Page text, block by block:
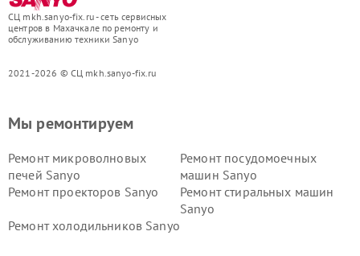
СЦ mkh.sanyo-fix.ru - сеть сервисных
центров в Махачкале по ремонту и
обслуживанию техники Sanyo
2021-2026 © СЦ mkh.sanyo-fix.ru
Мы ремонтируем
Ремонт микроволновых
печей Sanyo
Ремонт посудомоечных
машин Sanyo
Ремонт проекторов Sanyo
Ремонт стиральных машин
Sanyo
Ремонт холодильников Sanyo